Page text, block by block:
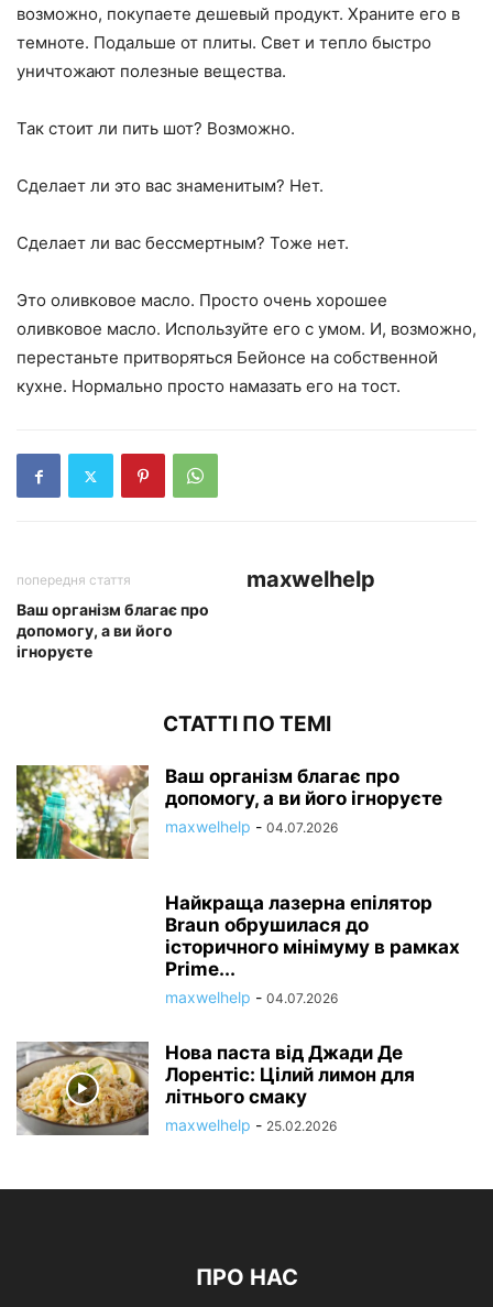
возможно, покупаете дешевый продукт. Храните его в
темноте. Подальше от плиты. Свет и тепло быстро
уничтожают полезные вещества.
Так стоит ли пить шот? Возможно.
Сделает ли это вас знаменитым? Нет.
Сделает ли вас бессмертным? Тоже нет.
Это оливковое масло. Просто очень хорошее
оливковое масло. Используйте его с умом. И, возможно,
перестаньте притворяться Бейонсе на собственной
кухне. Нормально просто намазать его на тост.
попередня стаття
Ваш організм благає про
допомогу, а ви його
ігноруєте
maxwelhelp
СТАТТІ ПО ТЕМІ
Ваш організм благає про
допомогу, а ви його ігноруєте
maxwelhelp - 04.07.2026
Найкраща лазерна епілятор
Braun обрушилася до
історичного мінімуму в рамках
Prime...
maxwelhelp - 04.07.2026
Нова паста від Джади Де
Лорентіс: Цілий лимон для
літнього смаку
maxwelhelp - 25.02.2026
ПРО НАС